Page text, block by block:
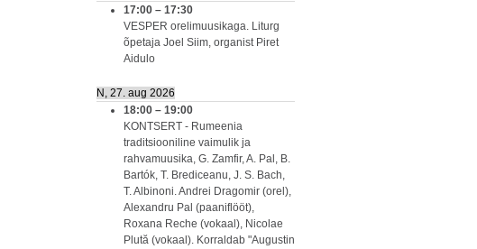
17:00 – 17:30
VESPER orelimuusikaga. Liturg
õpetaja Joel Siim, organist Piret
Aidulo
N, 27. aug 2026
18:00 – 19:00
KONTSERT - Rumeenia
traditsiooniline vaimulik ja
rahvamuusika, G. Zamfir, A. Pal, B.
Bartók, T. Brediceanu, J. S. Bach,
T. Albinoni. Andrei Dragomir (orel),
Alexandru Pal (paaniflööt),
Roxana Reche (vokaal), Nicolae
Plută (vokaal). Korraldab "Augustin